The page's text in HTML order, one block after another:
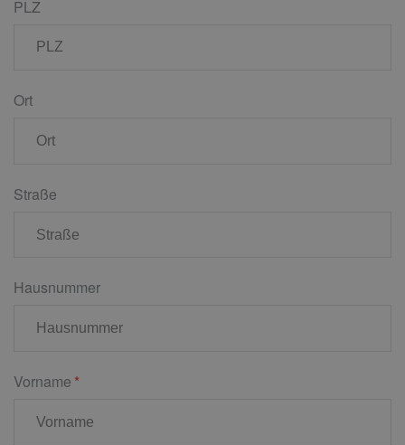
PLZ
Ort
Straße
Hausnummer
Vorname